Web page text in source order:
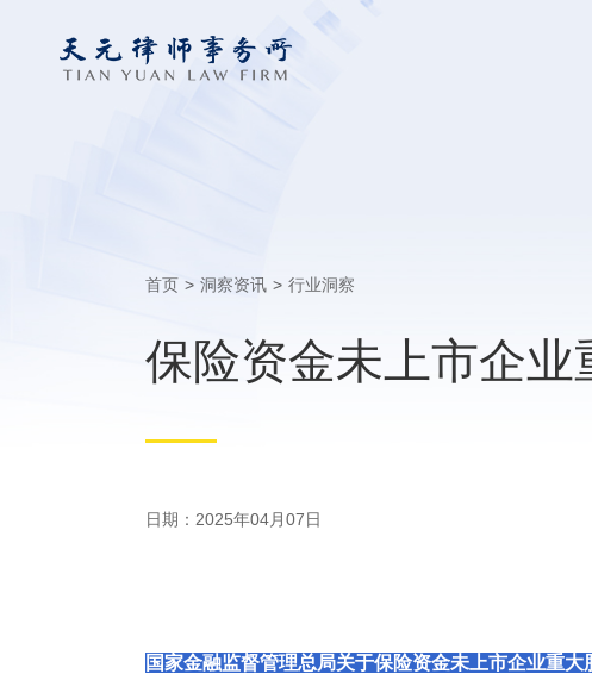
首页 > 洞察资讯 > 行业洞察
保险资金未上市企
日期：2025年04月07日
国家金融监督管理总局关于保险资金未上市企业重